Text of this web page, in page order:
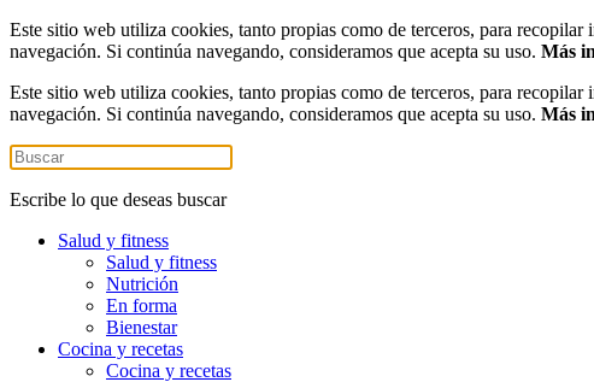
Este sitio web utiliza cookies, tanto propias como de terceros, para
navegación. Si continúa navegando, consideramos que acepta su uso. Más
Este sitio web utiliza cookies, tanto propias como de terceros, para
navegación. Si continúa navegando, consideramos que acepta su uso. Más
Escribe lo que deseas buscar
Salud y fitness
Salud y fitness
Nutrición
En forma
Bienestar
Cocina y recetas
Cocina y recetas